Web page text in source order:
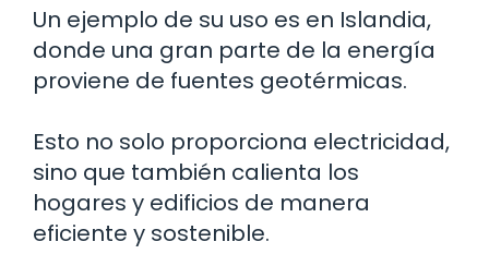
Un ejemplo de su uso es en Islandia,
donde una gran parte de la energía
proviene de fuentes geotérmicas.
Esto no solo proporciona electricidad,
sino que también calienta los
hogares y edificios de manera
eficiente y sostenible.